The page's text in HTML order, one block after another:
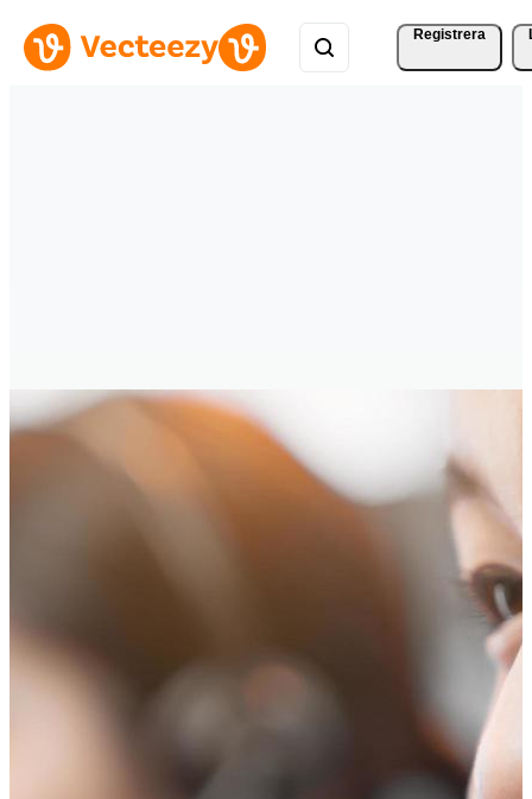
Registrera